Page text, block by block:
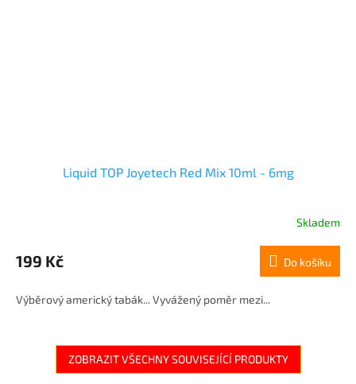
Liquid TOP Joyetech Red Mix 10ml - 6mg
Skladem
199 Kč Do košíku
Výběrový americký tabák... Vyvážený poměr mezi...
ZOBRAZIT VŠECHNY SOUVISEJÍCÍ PRODUKTY